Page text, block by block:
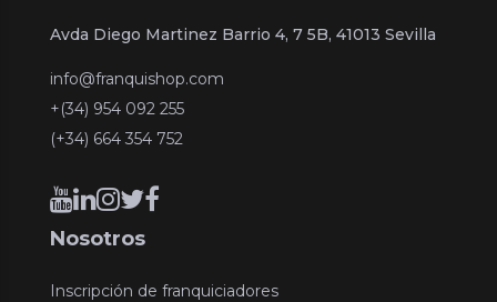
Avda Diego Martinez Barrio 4, 7 5B, 41013 Sevilla
info@franquishop.com
+(34) 954 092 255
(+34) 664 354 752
Nosotros
Inscripción de franquiciadores